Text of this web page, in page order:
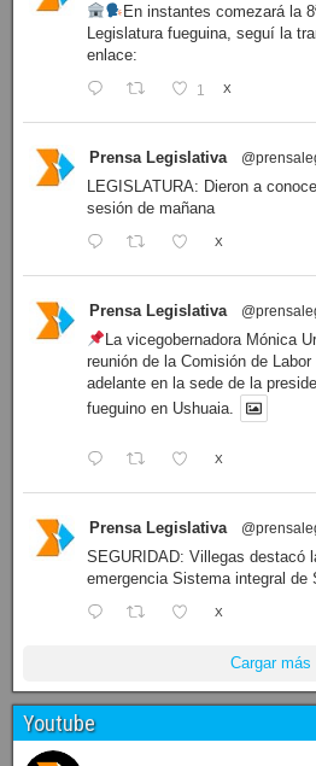
En instantes comezará la
Legislatura fueguina, seguí la
enlace:
1 X
Prensa Legislativa
LEGISLATURA: Dieron a
sesión de mañana
X
Prensa Legislativa
La vicegobernadora Mónica
reunión de la Comisión de
adelante en la sede de la
fueguino en Ushuaia.
X
Prensa Legislativa
SEGURIDAD: Villegas destacó
emergencia Sistema integral de
X
Cargar más
Youtube